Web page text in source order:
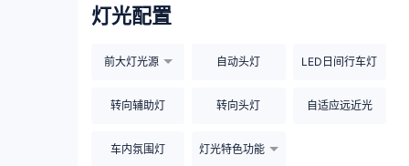
灯光配置
前大灯光源 自动头灯 LED日间行车灯
转向辅助灯 转向头灯 自适应远近光
车内氛围灯 灯光特色功能